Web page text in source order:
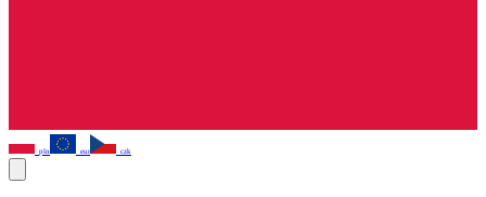
pln eur czk